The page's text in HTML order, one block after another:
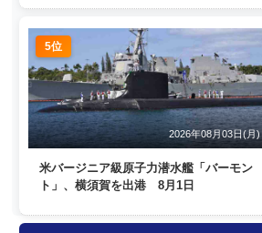
5位
2026年08月03日(月)
米バージニア級原子力潜水艦「バーモン
ト」、横須賀を出港 8月1日